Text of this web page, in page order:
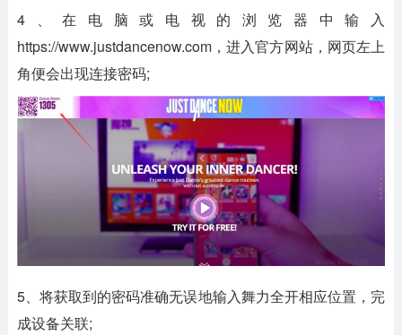
4、在电脑或电视的浏览器中输入
https://www.justdancenow.com，进入官方网站，网页左上
角便会出现连接密码;
5、将获取到的密码准确无误地输入舞力全开相应位置，完
成设备关联;